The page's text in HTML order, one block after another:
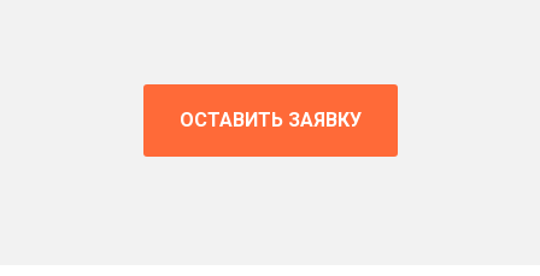
ОСТАВИТЬ ЗАЯВКУ